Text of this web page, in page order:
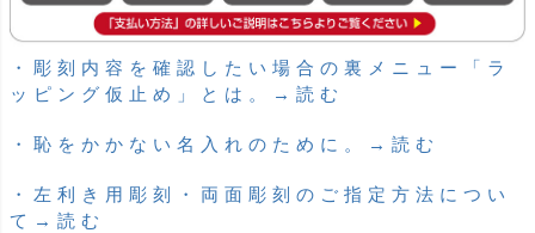
・彫刻内容を確認したい場合の裏メニュー「ラ
ッピング仮止め」とは。→読む
・恥をかかない名入れのために。→読む
・左利き用彫刻・両面彫刻のご指定方法につい
て→読む